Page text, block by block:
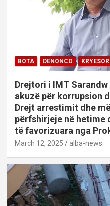
BOTA DENONCO
Drejtori i IMT Sarandw
akuzë për korrupsion
Drejt arrestimit dhe
përfshirjeje në hetime
të favorizuara nga
March 12, 2025 alba-news